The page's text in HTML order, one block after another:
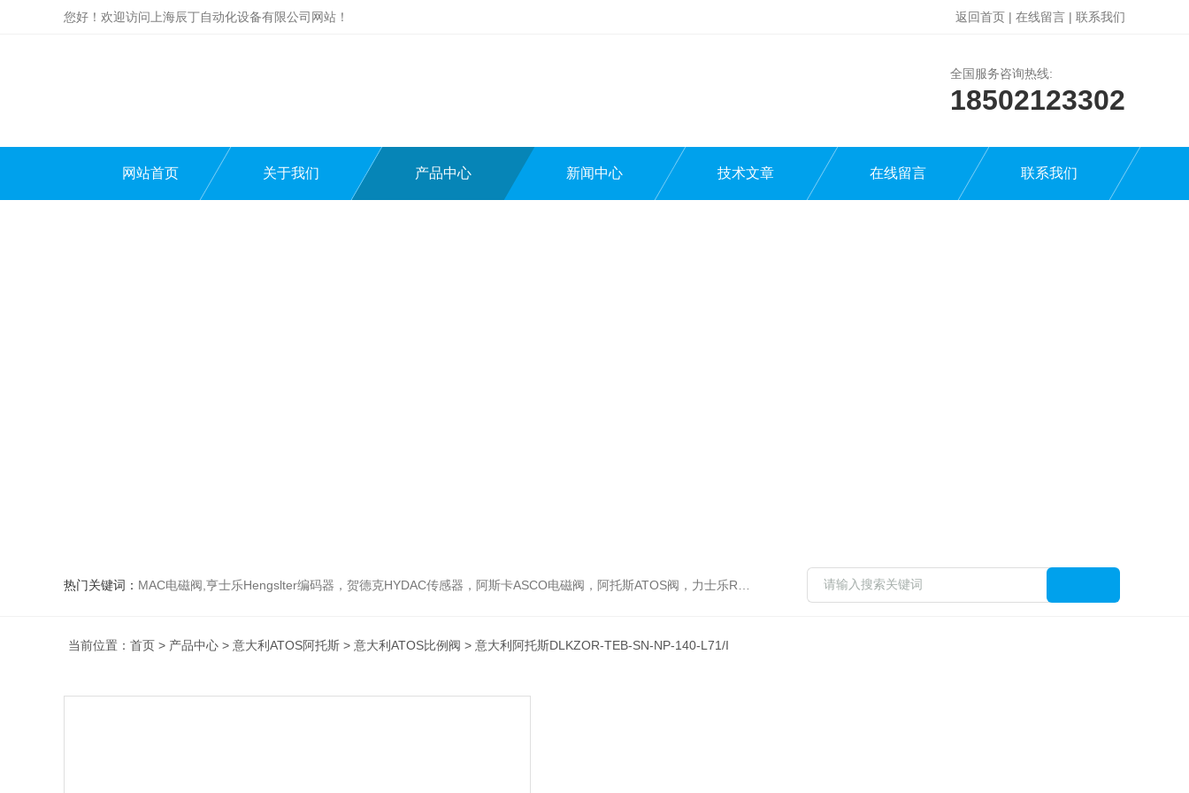
您好！欢迎访问上海辰丁自动化设备有限公司网站！ 返回首页 | 在线留言 | 联系我们
全国服务咨询热线:
18502123302
网站首页 关于我们 产品中心 新闻中心 技术文章 在线留言 联系我们
热门关键词： MAC电磁阀,亨士乐Hengslter编码器，贺德克HYDAC传感器，阿斯卡ASCO电磁阀，阿托斯ATOS阀，力士乐Rexroth泵，爱普EPRO传感器，穆格MOOG伺服阀，宝德BURKERT电磁阀，倍加福P F传感器
当前位置： 首页 > 产品中心 > 意大利ATOS阿托斯 > 意大利ATOS比例阀 > 意大利阿托斯DLKZOR-TEB-SN-NP-140-L71/I